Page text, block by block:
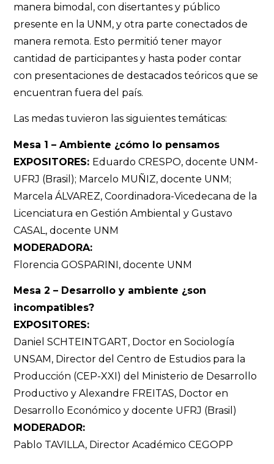
manera bimodal, con disertantes y público
presente en la UNM, y otra parte conectados de
manera remota. Esto permitió tener mayor
cantidad de participantes y hasta poder contar
con presentaciones de destacados teóricos que se
encuentran fuera del país.
Las medas tuvieron las siguientes temáticas:
Mesa 1 – Ambiente ¿cómo lo pensamos
EXPOSITORES: Eduardo CRESPO, docente UNM-
UFRJ (Brasil); Marcelo MUÑIZ, docente UNM;
Marcela ÁLVAREZ, Coordinadora-Vicedecana de la
Licenciatura en Gestión Ambiental y Gustavo
CASAL, docente UNM
MODERADORA:
Florencia GOSPARINI, docente UNM
Mesa 2 – Desarrollo y ambiente ¿son
incompatibles?
EXPOSITORES:
Daniel SCHTEINTGART, Doctor en Sociología
UNSAM, Director del Centro de Estudios para la
Producción (CEP-XXI) del Ministerio de Desarrollo
Productivo y Alexandre FREITAS, Doctor en
Desarrollo Económico y docente UFRJ (Brasil)
MODERADOR:
Pablo TAVILLA, Director Académico CEGOPP